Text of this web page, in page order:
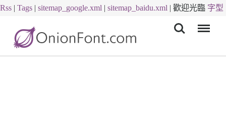
Rss | Tags | sitemap_google.xml | sitemap_baidu.xml | 歡迎光臨 字型